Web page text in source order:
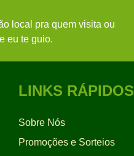
local pra quem visita ou
eu te guio.
LINKS RÁPIDOS
Sobre Nós
Promoções e Sorteios